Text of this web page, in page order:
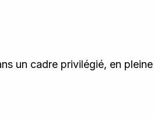
un cadre privilégié, en